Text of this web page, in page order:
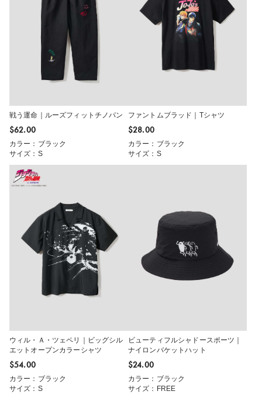
戦う運命｜ルーズフィットチノパン
$‌62.00
カラー：ブラック
サイズ：S
ファントムブラッド｜Tシャツ
$‌28.00
カラー：ブラック
サイズ：S
ウィル・Ａ・ツェペリ｜ビッグシル
エットオープンカラーシャツ
$‌54.00
カラー：ブラック
サイズ：S
ビューティフルシャドースポーツ｜
ナイロンバケットハット
$‌24.00
カラー：ブラック
サイズ：FREE